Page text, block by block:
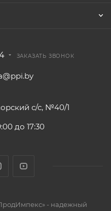
ЗАКАЗАТЬ ЗВОНОК
с/с, №40/1
до 17:30
- надежный